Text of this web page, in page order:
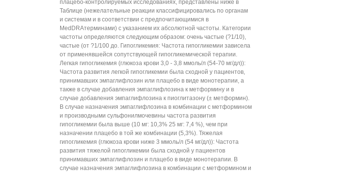
плацебо-контролируемых исследованиях, представлены ниже в
Таблице (нежелательные реакции классифицировались по органам
и системам и в соответствии с предпочитающимися в
MedDRAтерминами) с указанием их абсолютной частоты. Категории
частоты определяются следующим образом: очень частые (?1/10),
частые (от ?1/100 до. Гипогликемия: Частота гипогликемии зависела
от применявшейся сопутствующей гипогликемической терапии.
Легкая гипогликемия (глюкоза крови 3,0 - 3,8 ммоль/л (54-70 мг/дл)):
Частота развития легкой гипогликемии была сходной у пациентов,
принимавших эмпаглифлозин или плацебо в виде монотерапии, а
также в случае добавления эмпаглифлозина к метформину и в
случае добавления эмпаглифлозина к пиоглитазону (± метформин).
В случае назначения эмпаглифлозина в комбинации с метформином
и производными сульфонилмочевины частота развития
гипогликемии была выше (10 мг: 10,3% 25 мг: 7,4 %), чем при
назначении плацебо в той же комбинации (5,3%). Тяжелая
гипогликемия (глюкоза крови ниже 3 ммоль/л (54 мг/дл)): Частота
развития тяжелой гипогликемии была сходной у пациентов
принимавших эмпаглифлозин и плацебо в виде монотерапии. В
случае назначения эмпаглифлозина в комбинации с метформином и